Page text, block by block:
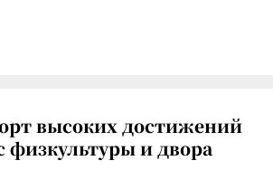
высоких достижений
физкультуры и двора